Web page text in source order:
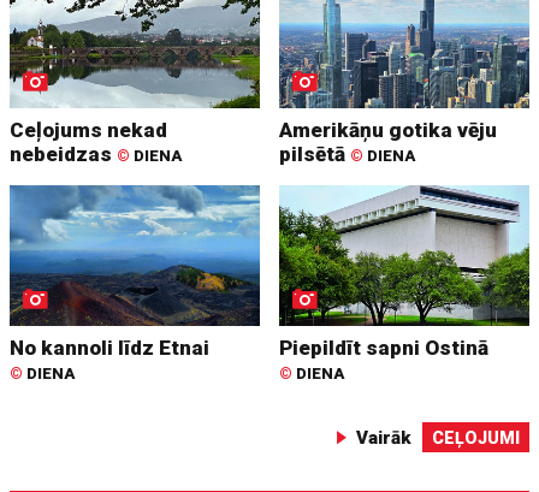
Ceļojums nekad
nebeidzas © DIENA
Amerikāņu gotika vēju
pilsētā © DIENA
No kannoli līdz Etnai
© DIENA
Piepildīt sapni Ostinā
© DIENA
Vairāk CEĻOJUMI